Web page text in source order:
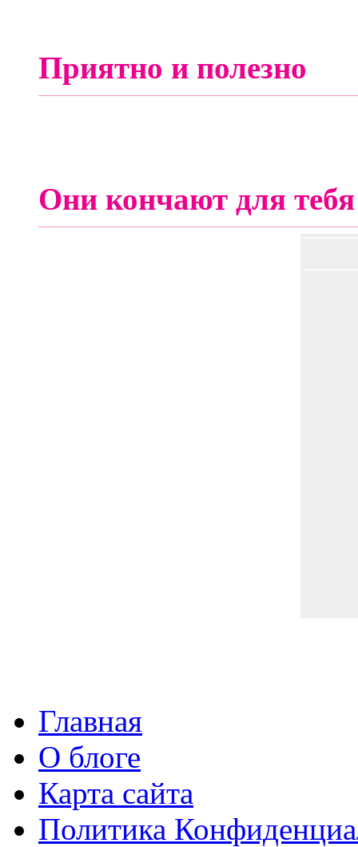
Приятно и полезно
Они кончают для тебя
Главная
О блоге
Карта сайта
Политика